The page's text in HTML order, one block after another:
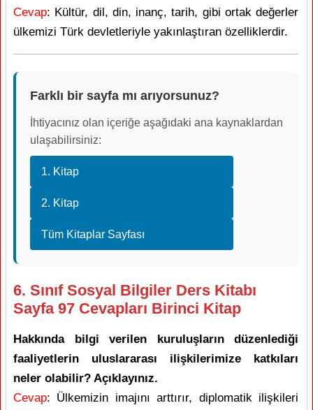
Cevap: Kültür, dil, din, inanç, tarih, gibi ortak değerler
ülkemizi Türk devletleriyle yakınlaştıran özelliklerdir.
Farklı bir sayfa mı arıyorsunuz?
İhtiyacınız olan içeriğe aşağıdaki ana kaynaklardan
ulaşabilirsiniz:
1. Kitap
2. Kitap
Tüm Kitaplar Sayfası
6. Sınıf Sosyal Bilgiler Ders Kitabı
Sayfa 97 Cevapları Birinci Kitap
Hakkında bilgi verilen kuruluşların düzenlediği
faaliyetlerin uluslararası ilişkilerimize katkıları
neler olabilir? Açıklayınız.
Cevap: Ülkemizin imajını arttırır, diplomatik ilişkileri